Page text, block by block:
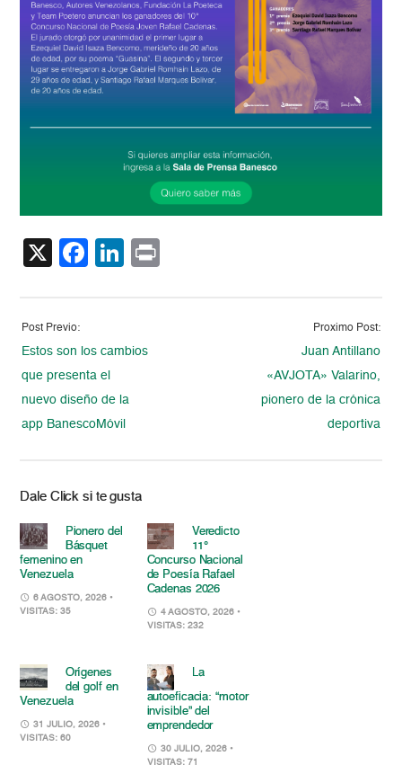
X Facebook
LinkedIn
Post Previo:
Estos son los cambios
que presenta el
nuevo diseño de la
app BanescoMóvil
Proximo Post:
Juan Antillano
«AVJOTA» Valarino,
pionero de la crónica
deportiva
Dale Click si te gusta
Pionero del
Básquet
femenino en
Venezuela
6 AGOSTO, 2026 •
VISITAS: 35
Veredicto
11°
Concurso Nacional
de Poesía Rafael
Cadenas 2026
4 AGOSTO, 2026 •
VISITAS: 232
Orígenes
del golf en
Venezuela
31 JULIO, 2026 •
VISITAS: 60
La
autoeficacia: “motor
invisible” del
emprendedor
30 JULIO, 2026 •
VISITAS: 71